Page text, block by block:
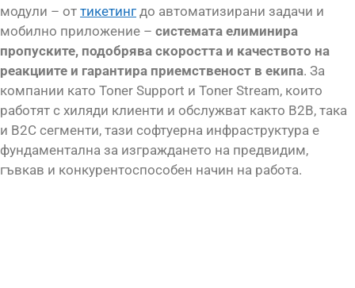
модули – от тикетинг до автоматизирани задачи и
мобилно приложение – системата елиминира
пропуските, подобрява скоростта и качеството на
реакциите и гарантира приемственост в екипа. За
компании като Toner Support и Toner Stream, които
работят с хиляди клиенти и обслужват както B2B, така
и B2C сегменти, тази софтуерна инфраструктура е
фундаментална за изграждането на предвидим,
гъвкав и конкурентоспособен начин на работа.